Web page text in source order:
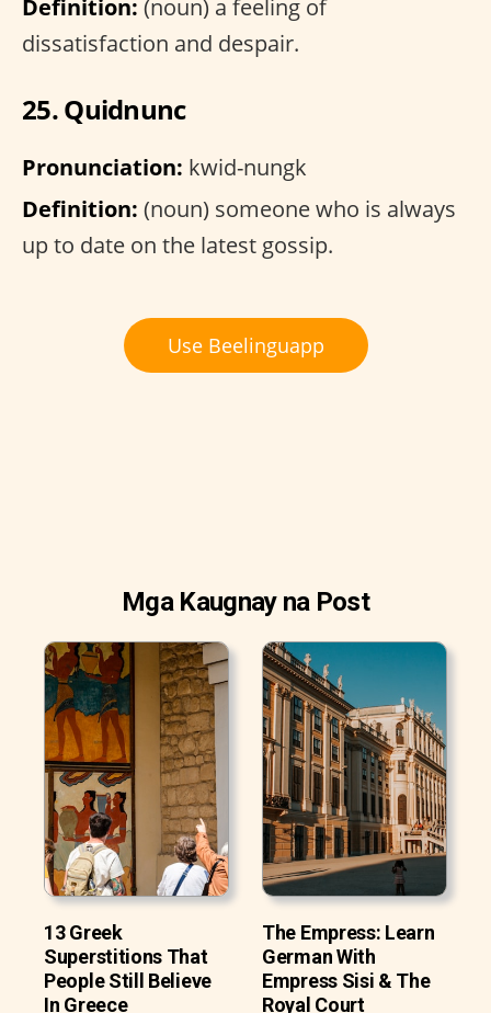
Definition: (noun) a feeling of
dissatisfaction and despair.
25. Quidnunc
Pronunciation: kwid-nungk
Definition: (noun) someone who is always
up to date on the latest gossip.
Use Beelinguapp
Mga Kaugnay na Post
13 Greek
Superstitions That
People Still Believe
In Greece
The Empress: Learn
German With
Empress Sisi & The
Royal Court